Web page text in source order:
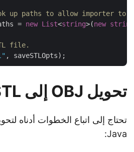
up paths to allow importer to
= new List<string>(new
file.
تحويل OBJ إلى STL في Java
Java: